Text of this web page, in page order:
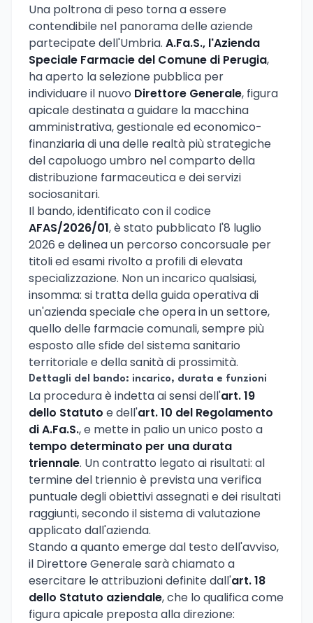
Una poltrona di peso torna a essere
contendibile nel panorama delle aziende
partecipate dell'Umbria. A.Fa.S., l'Azienda
Speciale Farmacie del Comune di Perugia,
ha aperto la selezione pubblica per
individuare il nuovo Direttore Generale, figura
apicale destinata a guidare la macchina
amministrativa, gestionale ed economico-
finanziaria di una delle realtà più strategiche
del capoluogo umbro nel comparto della
distribuzione farmaceutica e dei servizi
sociosanitari.
Il bando, identificato con il codice
AFAS/2026/01, è stato pubblicato l'8 luglio
2026 e delinea un percorso concorsuale per
titoli ed esami rivolto a profili di elevata
specializzazione. Non un incarico qualsiasi,
insomma: si tratta della guida operativa di
un'azienda speciale che opera in un settore,
quello delle farmacie comunali, sempre più
esposto alle sfide del sistema sanitario
territoriale e della sanità di prossimità.
Dettagli del bando: incarico, durata e funzioni
La procedura è indetta ai sensi dell'art. 19
dello Statuto e dell'art. 10 del Regolamento
di A.Fa.S., e mette in palio un unico posto a
tempo determinato per una durata
triennale. Un contratto legato ai risultati: al
termine del triennio è prevista una verifica
puntuale degli obiettivi assegnati e dei risultati
raggiunti, secondo il sistema di valutazione
applicato dall'azienda.
Stando a quanto emerge dal testo dell'avviso,
il Direttore Generale sarà chiamato a
esercitare le attribuzioni definite dall'art. 18
dello Statuto aziendale, che lo qualifica come
figura apicale preposta alla direzione: